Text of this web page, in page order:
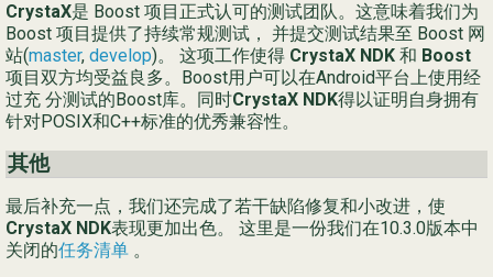
CrystaX是 Boost 项目正式认可的测试团队。这意味着我们为
Boost 项目提供了持续常规测试， 并提交测试结果至 Boost 网
站(master, develop)。 这项工作使得 CrystaX NDK 和 Boost
项目双方均受益良多。Boost用户可以在Android平台上使用经
过充 分测试的Boost库。同时CrystaX NDK得以证明自身拥有
针对POSIX和C++标准的优秀兼容性。
其他
最后补充一点，我们还完成了若干缺陷修复和小改进，使
CrystaX NDK表现更加出色。 这里是一份我们在10.3.0版本中
关闭的任务清单 。